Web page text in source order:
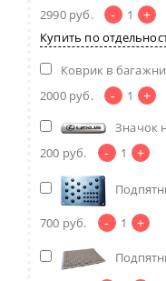
2990 руб. - 1 +
Купить по
Коврик в
2000 руб. - 1 +
Значок
200 руб. - 1 +
700 руб. - 1 +